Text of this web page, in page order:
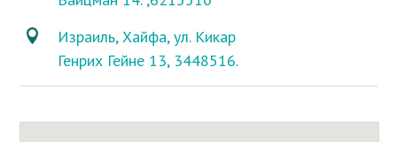
Израиль, Хайфа, ул. Кикар
Генрих Гейне 13, 3448516.